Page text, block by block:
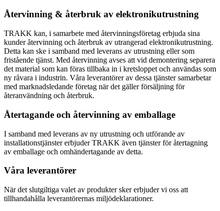
Återvinning & återbruk av elektronikutrustning
TRAKK kan, i samarbete med återvinningsföretag erbjuda sina
kunder återvinning och återbruk av utrangerad elektronikutrustning.
Detta kan ske i samband med leverans av utrustning eller som
fristående tjänst. Med återvinning avses att vid demontering separera
det material som kan föras tillbaka in i kretsloppet och användas som
ny råvara i industrin. Våra leverantörer av dessa tjänster samarbetar
med marknadsledande företag när det gäller försäljning för
återanvändning och återbruk.
Återtagande och återvinning av emballage
I samband med leverans av ny utrustning och utförande av
installationstjänster erbjuder TRAKK även tjänster för återtagning
av emballage och omhändertagande av detta.
Våra leverantörer
När det slutgiltiga valet av produkter sker erbjuder vi oss att
tillhandahålla leverantörernas miljödeklarationer.